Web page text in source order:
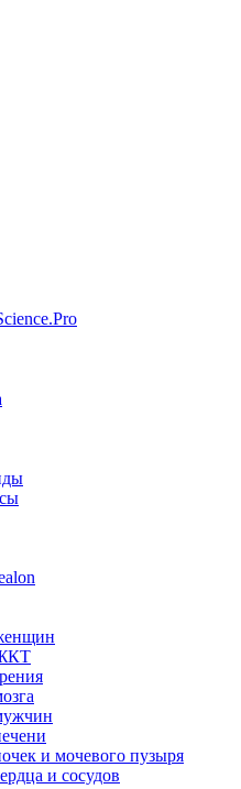
и мочевого пузыря
и сосудов